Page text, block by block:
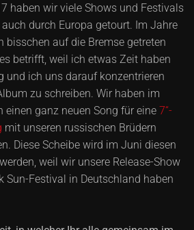
haben wir viele Shows und Festivals
durch Europa getourt. Im Jahre
bisschen auf die Bremse getreten
betrifft, weil ich etwas Zeit haben
und ich uns darauf konzentrieren
zu schreiben. Wir haben im
einen ganz neuen Song für eine 7‘‘-
mit unseren russischen Brüdern
Diese Scheibe wird im Juni diesen
weil wir unsere Release-Show
Sun-Festival in Deutschland haben